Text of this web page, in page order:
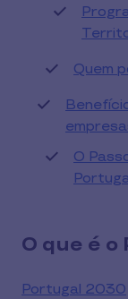
Quem
O
O que é
Portugal 2030